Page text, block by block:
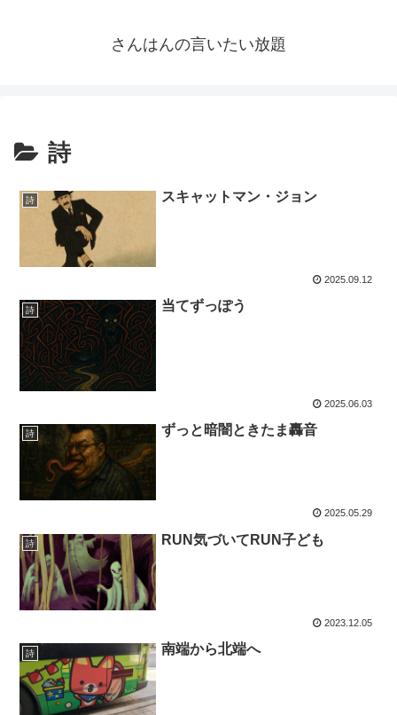
さんはんの言いたい放題
詩
詩 スキャットマン・ジョン
2025.09.12
詩 当てずっぽう
2025.06.03
詩 ずっと暗闇ときたま轟音
2025.05.29
詩 RUN気づいてRUN子ども
2023.12.05
詩 南端から北端へ